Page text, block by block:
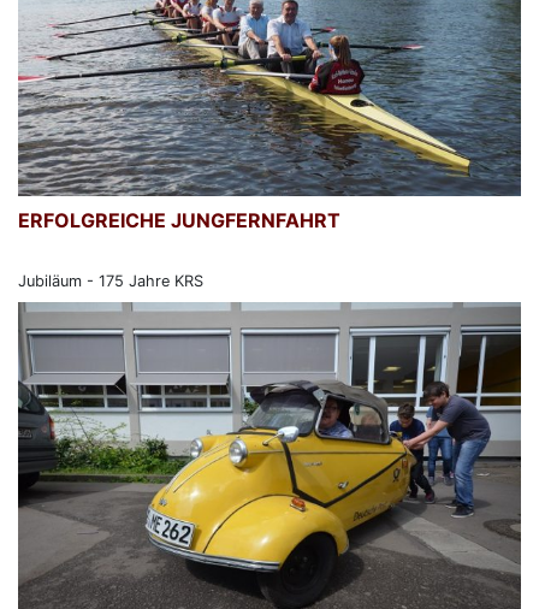
ERFOLGREICHE JUNGFERNFAHRT
Jubiläum - 175 Jahre KRS